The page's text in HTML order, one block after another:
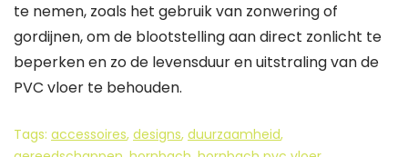
te nemen, zoals het gebruik van zonwering of
gordijnen, om de blootstelling aan direct zonlicht te
beperken en zo de levensduur en uitstraling van de
PVC vloer te behouden.
Tags: accessoires, designs, duurzaamheid,